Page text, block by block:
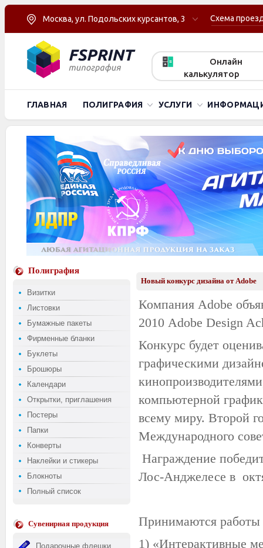
Москва, ул. Подольских курсантов, 3 Схема
Онлайн
калькулятор
ГЛАВНАЯ ПОЛИГРАФИЯ УСЛУГИ
Полиграфия
Визитки
Листовки
Бумажные пакеты
Фирменные бланки
Буклеты
Брошюры
Календари
Открытки, приглашения
Постеры
Папки
Конверты
Наклейки и стикеры
Блокноты
Полный список
Сувенирная продукция
Подарочные флешки
Новый конкурс дизайна от Adobe
Компания Adobe
2010 Adobe Design
Конкурс будет
графическими
компьютерной
всему миру. Второй
Международного
Награждение
Лос-Анджелесе в
Принимаются работы
1) «Интерактивные